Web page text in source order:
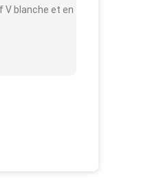
V blanche et en